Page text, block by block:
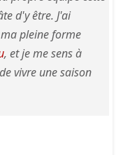
d'y être. J'ai
pleine forme
, et je me sens à
vivre une saison